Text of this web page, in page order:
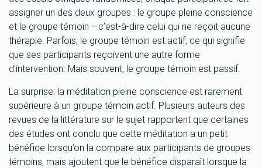
assigner un des deux groupes : le groupe pleine conscience
et le groupe témoin —c’est-à-dire celui qui ne reçoit aucune
thérapie. Parfois, le groupe témoin est actif, ce qui signifie
que ses participants reçoivent une autre forme
d’intervention. Mais souvent, le groupe témoin est passif.
La surprise: la méditation pleine conscience est rarement
supérieure à un groupe témoin actif. Plusieurs auteurs des
revues de la littérature sur le sujet rapportent que certaines
des études ont conclu que cette méditation a un petit
bénéfice lorsqu’on la compare aux participants de groupes
témoins, mais ajoutent que le bénéfice disparaît lorsque la